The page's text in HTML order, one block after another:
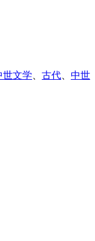
世文学 古代 中世